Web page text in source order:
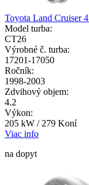
Toyota Land Cruiser
Model turba:
CT26
Výrobné č. turba:
17201-17050
Ročník:
1998-2003
Zdvihový objem:
4.2
Výkon:
205 kW / 279 Koní
Viac info
na dopyt